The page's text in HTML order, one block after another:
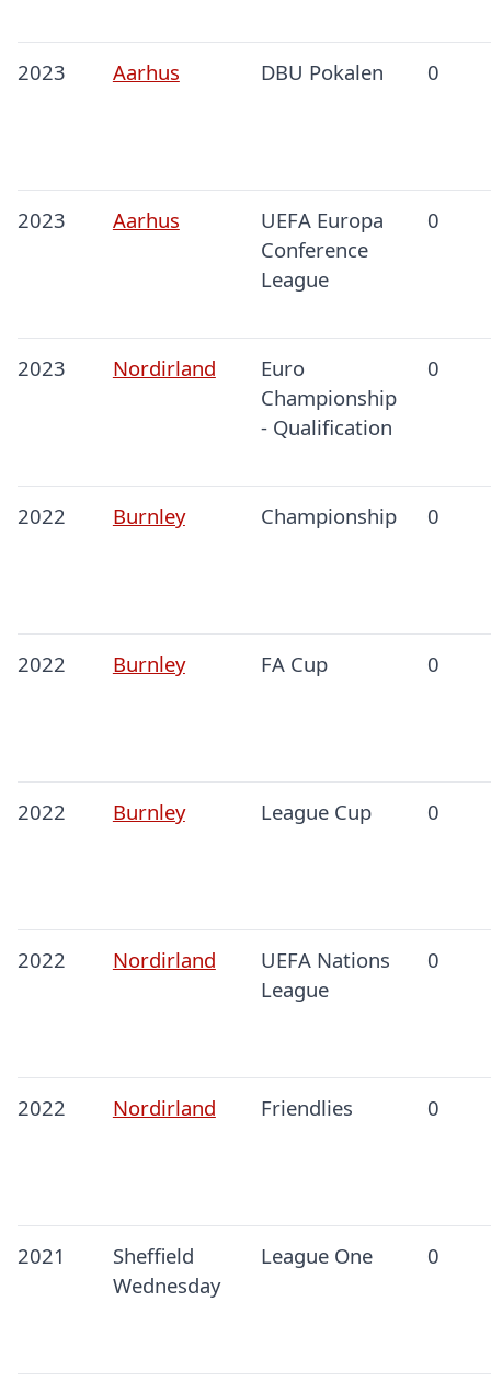
2023 Aarhus DBU Pokalen 0
2023 Aarhus
UEFA Europa
Conference
League
0
2023 Nordirland
Euro
Championship
- Qualification
0
2022 Burnley Championship 0
2022 Burnley FA Cup 0
2022 Burnley League Cup 0
2022 Nordirland
UEFA Nations
League
0
2022 Nordirland Friendlies 0
2021
Sheffield
Wednesday
League One 0